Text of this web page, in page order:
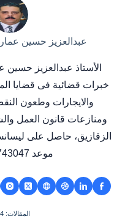
عبدالعزيز حسين
الأستاذ عبدالعزيز
خبرات قضائية فى قضايا
والايجارات وطعون
ومنازعات قانون العمل
موعد 01285743047.
المقالات: 2364